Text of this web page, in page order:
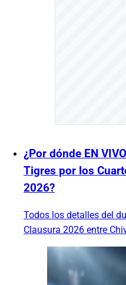
¿Por dónde EN
Tigres por los
2026?
Todos los detalles del
Clausura 2026 entre